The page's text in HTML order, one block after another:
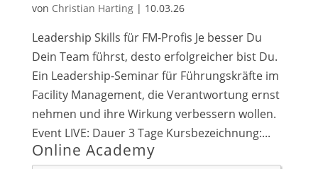
von Christian Harting| 10.03.26
Leadership Skills für FM-Profis Je besser Du
Dein Team führst, desto erfolgreicher bist Du.
Ein Leadership-Seminar für Führungskräfte im
Facility Management, die Verantwortung ernst
nehmen und ihre Wirkung verbessern wollen.
Event LIVE: Dauer 3 Tage Kursbezeichnung:...
Online Academy